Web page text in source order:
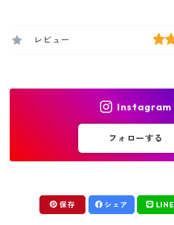
レビュー
Instagram
フォローする
保存 シェア LINE